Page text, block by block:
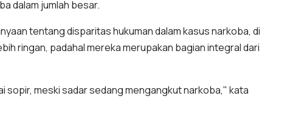
dalam jumlah besar.
tentang disparitas hukuman dalam kasus narkoba, di
ringan, padahal mereka merupakan bagian integral dari
sopir, meski sadar sedang mengangkut narkoba," kata